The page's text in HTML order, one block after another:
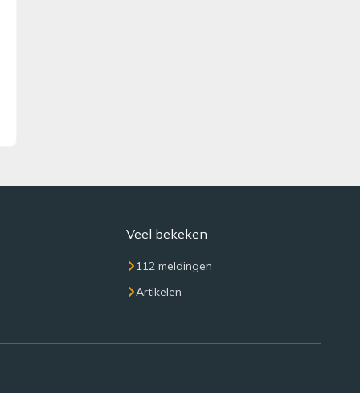
Veel bekeken
112 meldingen
Artikelen